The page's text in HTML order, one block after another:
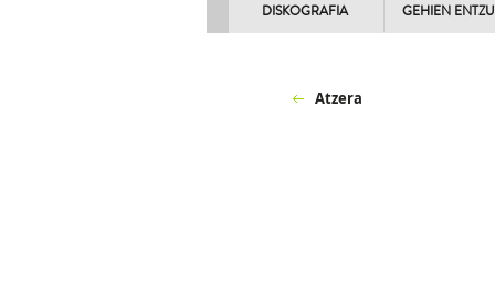
DISKOGRAFIA GEHIEN
Atzera